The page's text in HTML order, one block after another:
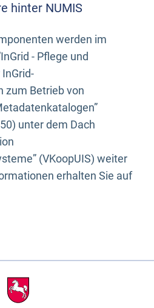
hinter NUMIS
werden im
- Pflege und
zum Betrieb von
unter dem Dach
(VKoopUIS) weiter
erhalten Sie auf